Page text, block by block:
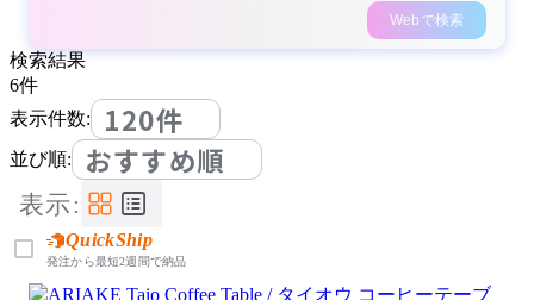
Webで検索
検索結果
6件
表示件数:
120件
並び順: おすすめ順
表示:
QuickShip
発注から最短2週間で納品